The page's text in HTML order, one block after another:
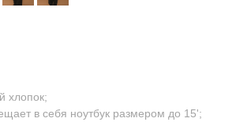
хлопок;
в себя ноутбук размером до 15';